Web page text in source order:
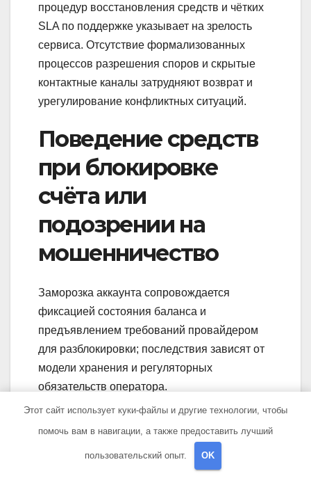
процедур восстановления средств и чётких
SLA по поддержке указывает на зрелость
сервиса. Отсутствие формализованных
процессов разрешения споров и скрытые
контактные каналы затрудняют возврат и
урегулирование конфликтных ситуаций.
Поведение средств
при блокировке
счёта или
подозрении на
мошенничество
Заморозка аккаунта сопровождается
фиксацией состояния баланса и
предъявлением требований провайдером
для разблокировки; последствия зависят от
модели хранения и регуляторных
обязательств оператора.
Процедуры
замораживания
баланса, требования
Этот сайт использует куки-файлы и другие технологии, чтобы
помочь вам в навигации, а также предоставить лучший
пользовательский опыт. OK